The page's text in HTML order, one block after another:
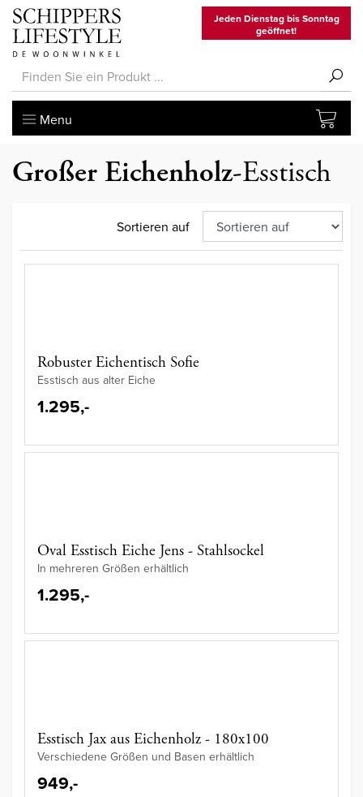
Jeden Dienstag bis Sonntag
geöffnet!
Menu
Großer Eichenholz-Esstisch
Sortieren auf
Robuster Eichentisch Sofie
Esstisch aus alter Eiche
1.295,-
Oval Esstisch Eiche Jens - Stahlsockel
In mehreren Größen erhältlich
1.295,-
Esstisch Jax aus Eichenholz - 180x100
Verschiedene Größen und Basen erhältlich
949,-